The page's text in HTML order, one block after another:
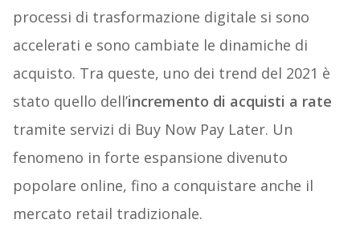
processi di trasformazione digitale si sono
accelerati e sono cambiate le dinamiche di
acquisto. Tra queste, uno dei trend del 2021 è
stato quello dell’incremento di acquisti a rate
tramite servizi di Buy Now Pay Later. Un
fenomeno in forte espansione divenuto
popolare online, fino a conquistare anche il
mercato retail tradizionale.